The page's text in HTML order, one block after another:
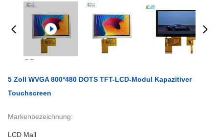
5 Zoll WVGA 800*480 DOTS TFT-LCD-Modul Kapazitiver
Touchscreen
Markenbezeichnung:
LCD Mall